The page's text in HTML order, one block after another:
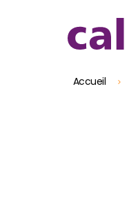
Accueil